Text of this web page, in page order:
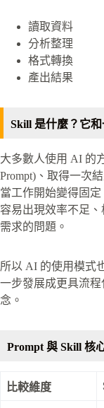
讀取資料
分析整理
格式轉換
產出結果
Skill 是什麼？它
大多數人使用 AI 的
Prompt)、取得一次
當工作開始變得固
容易出現效率不足
需求的問題。
所以 AI 的使用模式
一步發展成更具流
念。
Prompt 與 Skill 核
比較維度